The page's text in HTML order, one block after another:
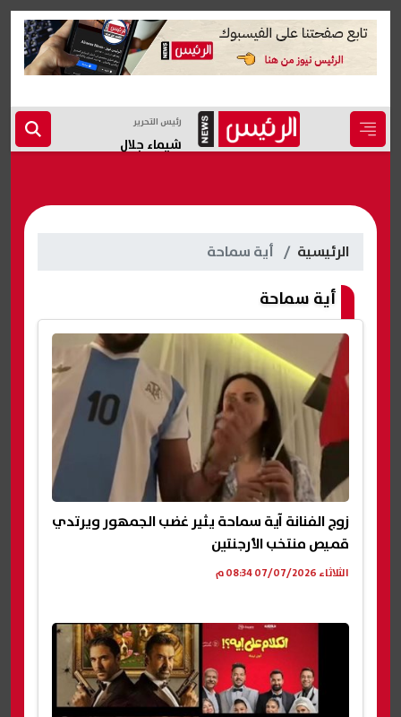
رئيس التحرير
شيماء جلال
الرئيسية أية سماحة
أية سماحة
زوج الفنانة آية سماحة يثير غضب الجمهور ويرتدي
قميص منتخب الأرجنتين
الثلاثاء 07/07/2026 08:34 م